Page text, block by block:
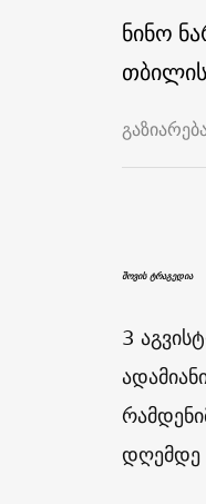
ნინო
შოვის ტრაგედია
3
დღემდე